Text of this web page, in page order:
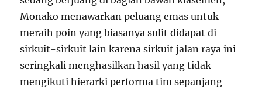
Monako menawarkan peluang emas untuk
meraih poin yang biasanya sulit didapat di
sirkuit-sirkuit lain karena sirkuit jalan raya ini
seringkali menghasilkan hasil yang tidak
mengikuti hierarki performa tim sepanjang